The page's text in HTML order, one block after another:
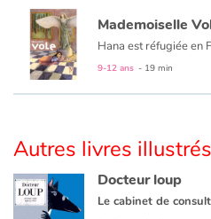
Blog
Actualités
Par thématique
Rencontres et témoignages
Mademoiselle
9-12 ans - 19 min
Autres livres
Docteur loup